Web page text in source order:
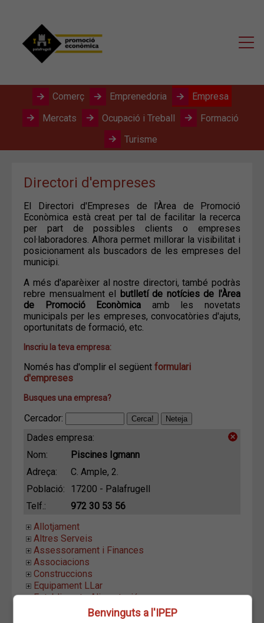
Comerç Emprenedoria
Empresa
Mercats
Ocupació i Treball
Formació
Turisme
Directori d'empreses
El Directori d'Empreses de l'Àrea de Promoció
Econòmica està creat per tal de facilitar la recerca
per part de possibles clients o empreses
col·laboradores. Alhora permet millorar la visibilitat i
posicionament als buscadors de les empreses del
municipi.
A més d'aparèixer al nostre directori, també podràs
rebre mensualment el butlletí de notícies de l'Àrea
de Promoció Econòmica amb les novetats
municipals per les empreses, convocatòries d'ajuts,
oportunitats de formació, etc.
Inscriu la teva empresa:
Només has d'omplir el següent formulari
d'empreses
Busques una empresa?
Cercador:
Dades empresa:
Nom:
Piscines Igmann
Adreça:
C. Ample, 2.
Població:
17200 - Palafrugell
Telf.:
972 30 53 56
Allotjament
Altres Serveis
Assessorament i Finances
Associacions
Construccions
Equipament LLar
Establiments Alimentació
Estètica i HigieneBenvinguts a l'IPEP